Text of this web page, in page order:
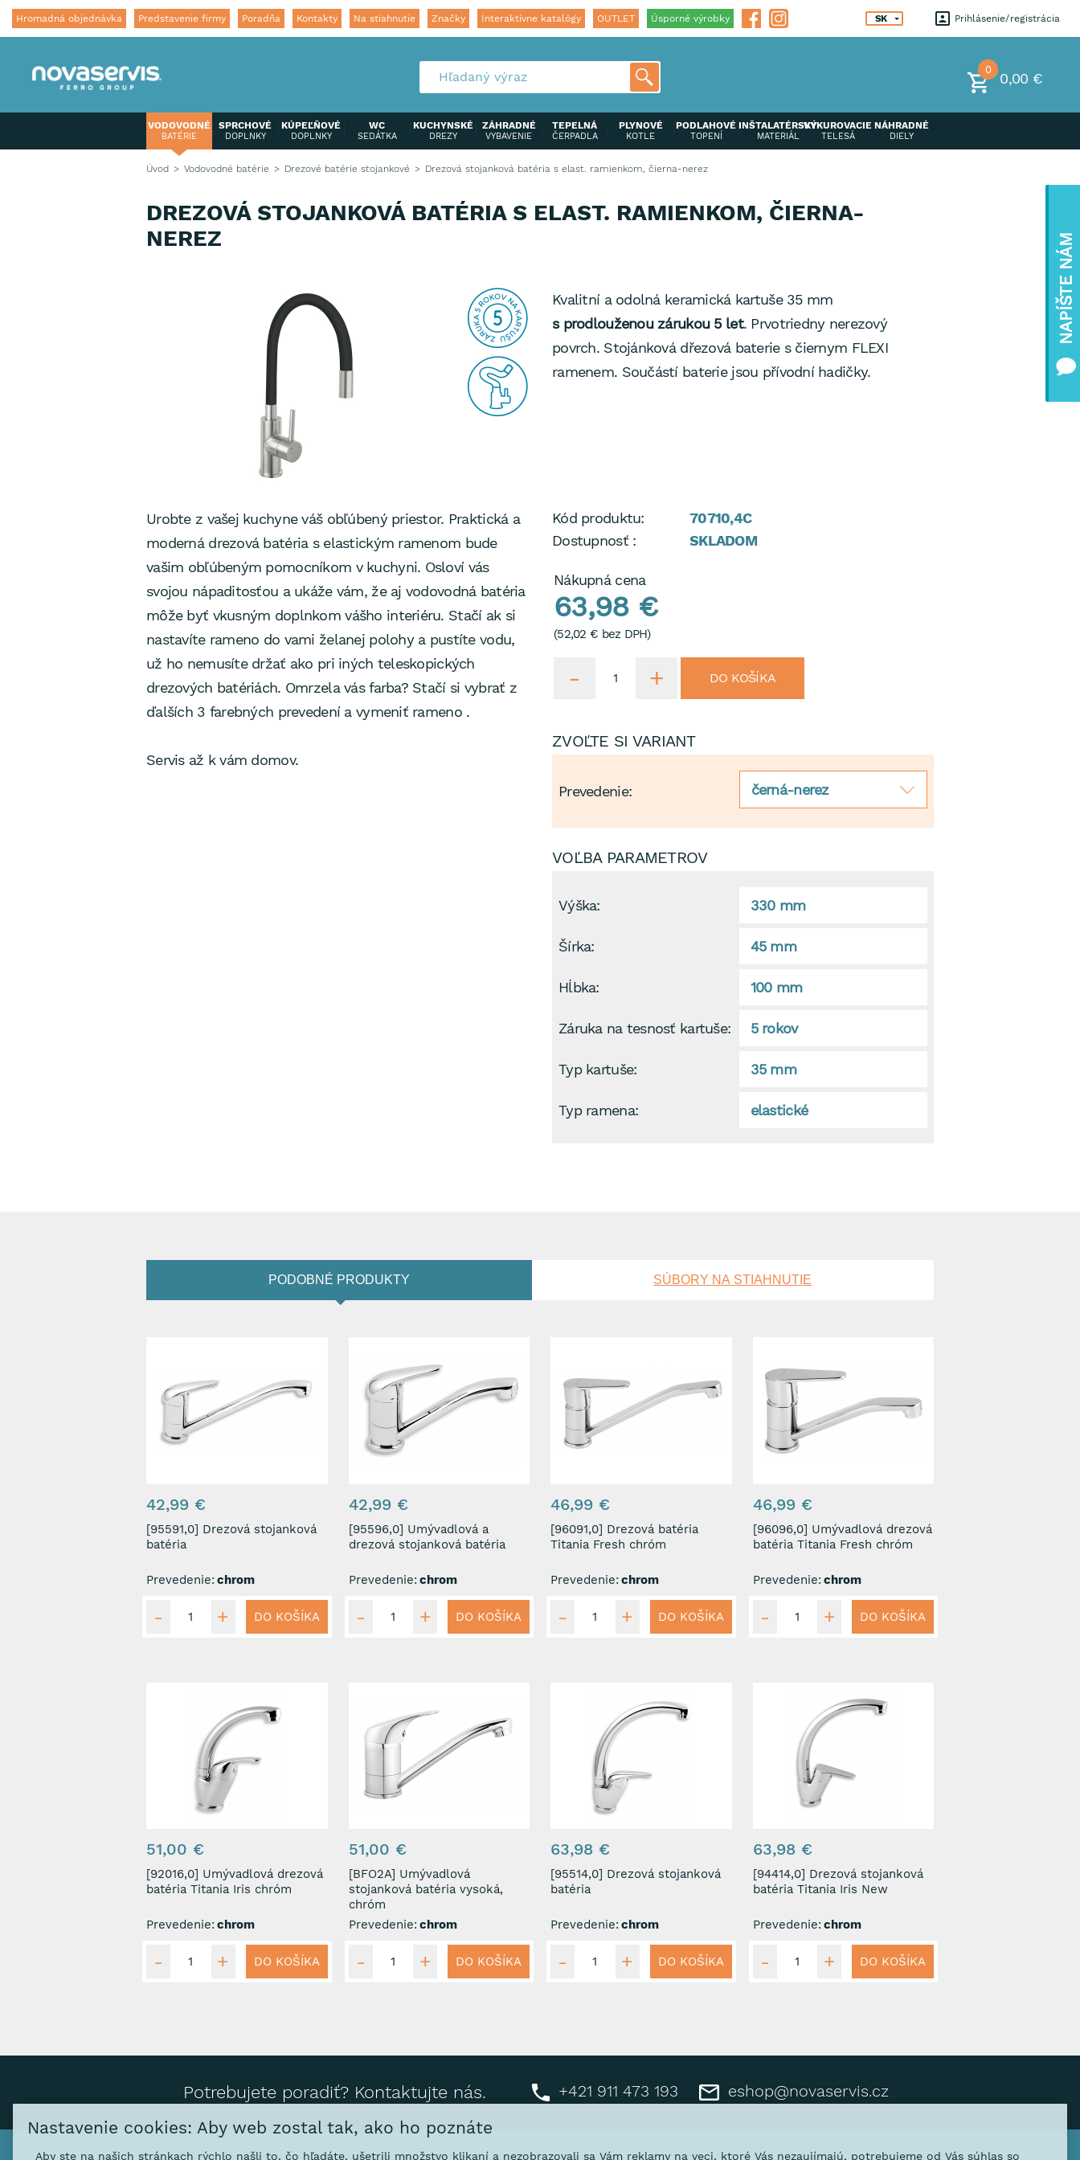
Prihlásenie registrácia
Hromadná objednávka Predstavenie firmy Poradňa Kontakty Na stiahnutie Značky Interaktívne katalógy OUTLET Úsporné výrobky SK
0
0,00 €
VODOVODNÉ
BATÉRIE
SPRCHOVÉ
DOPLNKY
KÚPEĽŇOVÉ
DOPLNKY
WC
SEDÁTKA
KUCHYNSKÉ
DREZY
ZÁHRADNÉ
VYBAVENIE
TEPELNÁ
ČERPADLA
PLYNOVÉ
KOTLE
PODLAHOVÉ
TOPENÍ
INŠTALATÉRSKÝ
MATERIÁL
VYKUROVACIE
TELESÁ
NÁHRADNÉ
DIELY
Úvod Vodovodné batérie Drezové batérie stojankové Drezová stojanková batéria s elast. ramienkom, čierna-nerez
DREZOVÁ STOJANKOVÁ BATÉRIA S ELAST. RAMIENKOM, ČIERNA-
NEREZ
Kvalitní a odolná keramická kartuše 35 mm
s prodlouženou zárukou 5 let. Prvotriedny nerezový
povrch. Stojánková dřezová baterie s čiernym FLEXI
ramenem. Součástí baterie jsou přívodní hadičky.
Urobte z vašej kuchyne váš obľúbený priestor. Praktická a
moderná drezová batéria s elastickým ramenom bude
vašim obľúbeným pomocníkom v kuchyni. Osloví vás
svojou nápaditosťou a ukáže vám, že aj vodovodná batéria
môže byť vkusným doplnkom vášho interiéru. Stačí ak si
nastavíte rameno do vami želanej polohy a pustíte vodu,
už ho nemusíte držať ako pri iných teleskopických
drezových batériách. Omrzela vás farba? Stačí si vybrať z
ďalších 3 farebných prevedení a vymeniť rameno .
Servis až k vám domov.
Kód produktu:
70710,4C
Dostupnosť :
SKLADOM
Nákupná cena
63,98 €
(52,02 € bez DPH)
DO KOŠÍKA
ZVOĽTE SI VARIANT
Prevedenie: černá-nerez
VOĽBA PARAMETROV
Výška: 330 mm
Šírka: 45 mm
Hĺbka: 100 mm
Záruka na tesnosť kartuše: 5 rokov
Typ kartuše: 35 mm
Typ ramena: elastické
PODOBNÉ PRODUKTY SÚBORY NA STIAHNUTIE
42,99 €
[95591,0] Drezová stojanková
batéria
Prevedenie: chrom
DO KOŠÍKA
42,99 €
[95596,0] Umývadlová a
drezová stojanková batéria
Prevedenie: chrom
DO KOŠÍKA
46,99 €
[96091,0] Drezová batéria
Titania Fresh chróm
Prevedenie: chrom
DO KOŠÍKA
46,99 €
[96096,0] Umývadlová drezová
batéria Titania Fresh chróm
Prevedenie: chrom
DO KOŠÍKA
51,00 €
[92016,0] Umývadlová drezová
batéria Titania Iris chróm
Prevedenie: chrom
DO KOŠÍKA
51,00 €
[BFO2A] Umývadlová
stojanková batéria vysoká,
chróm
Prevedenie: chrom
DO KOŠÍKA
63,98 €
[95514,0] Drezová stojanková
batéria
Prevedenie: chrom
DO KOŠÍKA
63,98 €
[94414,0] Drezová stojanková
batéria Titania Iris New
Prevedenie: chrom
DO KOŠÍKA
Potrebujete poradiť? Kontaktujte nás. +421 911 473 193 eshop@novaservis.cz
NAPÍŠTE NÁM
Nastavenie cookies: Aby web zostal tak, ako ho poznáte
Aby ste na našich stránkach rýchlo našli to, čo hľadáte, ušetrili množstvo klikaní a nezobrazovali sa Vám reklamy na veci, ktoré Vás nezaujímajú, potrebujeme od Vás súhlas so